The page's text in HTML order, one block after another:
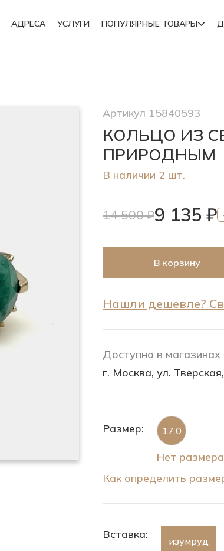
АДРЕСА УСЛУГИ ПОПУЛЯРНЫЕ ТОВАРЫ
Броши
Артикул 15840593
КОЛЬЦО ИЗ
ПРИРОДНЫМ
В наличии 2 шт.
14 500 ₽9 135 ₽
В корзину
Нашли дешевле?
Доступно в магазинах
г. Москва, ул.
Размер: 17.0
Нет
Как определить
Вставка: изумруд